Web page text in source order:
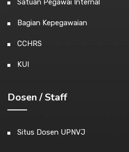
Satuan Pegawai Internal
Bagian Kepegawaian
CCHRS
KUI
Dosen / Staff
Situs Dosen UPNVJ